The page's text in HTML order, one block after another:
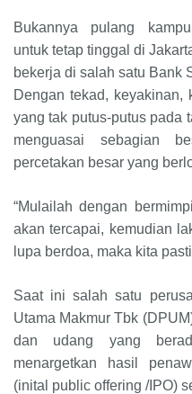
Bukannya pulang
untuk tetap tinggal di
bekerja di salah satu Bank
Dengan tekad,
yang tak putus-putus pada
menguasai sebagian
percetakan besar yang
“Mulailah dengan
akan tercapai, kemudian
lupa berdoa, maka kita
Saat ini salah satu
Utama Makmur Tbk
dan udang yang
menargetkan hasil
(inital public offering /IPO)